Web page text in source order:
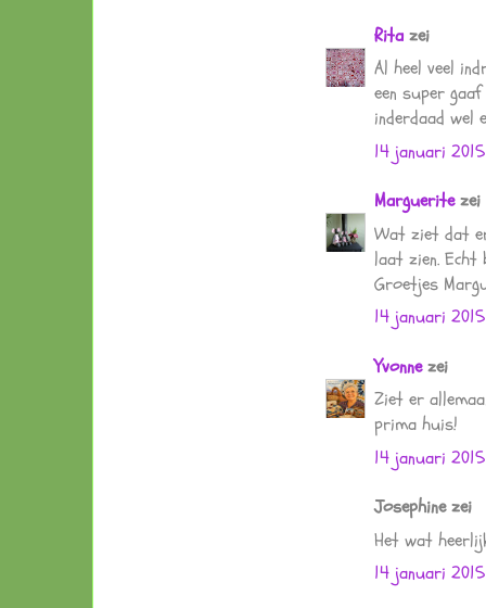
Rita zei
Al heel veel
een super
inderdaad wel
14 januari
Margueritezei
Wat ziet dat
laat zien. Echt
Groetjes
14 januari
Yvonnezei
Ziet er
prima huis!
14 januari
Josephine zei
Het wat
14 januari